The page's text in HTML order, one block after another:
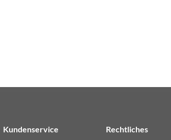
Kundenservice Rechtliches